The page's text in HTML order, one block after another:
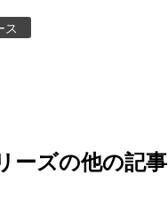
ス
ーズの他の記事